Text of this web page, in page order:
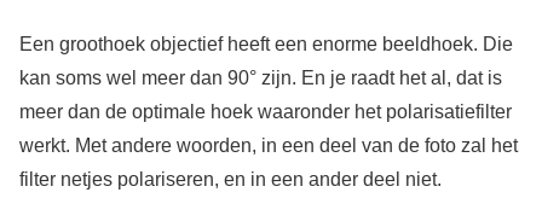
Een groothoek objectief heeft een enorme beeldhoek. Die
kan soms wel meer dan 90° zijn. En je raadt het al, dat is
meer dan de optimale hoek waaronder het polarisatiefilter
werkt. Met andere woorden, in een deel van de foto zal het
filter netjes polariseren, en in een ander deel niet.